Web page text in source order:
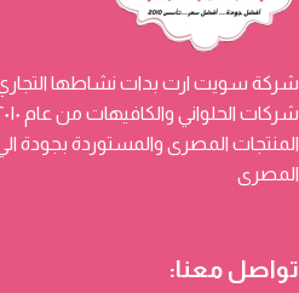
شركة سويت ارت بدات نشاطها التجاري
المنتجات المصرى والمستوردة
المصرى
تواصل معنا: